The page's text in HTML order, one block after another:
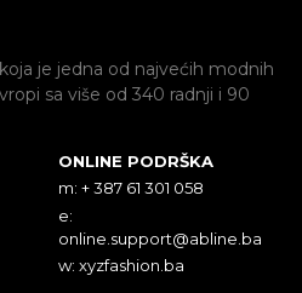
je jedna od najvećih modnih
sa više od 340 radnji i 90
ONLINE PODRŠKA
m: + 387 61 301 058
e:
online.support@abline.ba
w: xyzfashion.ba